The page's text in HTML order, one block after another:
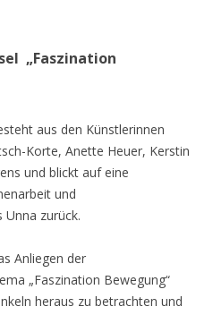
„Faszination
aus den Künstlerinnen
Korte, Anette Heuer, Kerstin
und blickt auf eine
und
zurück.
Anliegen der
„Faszination Bewegung“
heraus zu betrachten und